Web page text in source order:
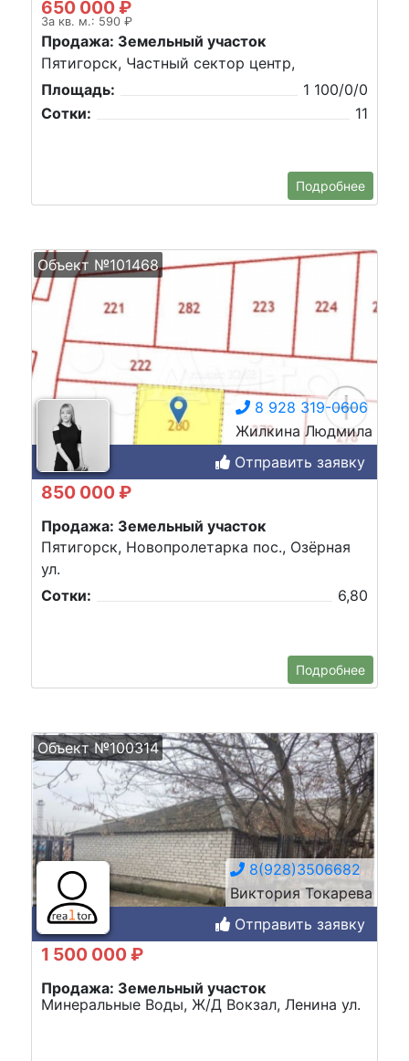
650 000 ₽
За кв. м.: 590 ₽
Продажа: Земельный участок
Пятигорск, Частный сектор центр,
Площадь:
1 100/0/0
Сотки:
11
Подробнее
Объект №101468
8 928 319-0606
Жилкина Людмила
Отправить заявку
850 000 ₽
Продажа: Земельный участок
Пятигорск, Новопролетарка пос., Озёрная
ул.
Сотки:
6,80
Подробнее
Объект №100314
8(928)3506682
Виктория Токарева
Отправить заявку
1 500 000 ₽
Продажа: Земельный участок
Минеральные Воды, Ж/Д Вокзал, Ленина ул.